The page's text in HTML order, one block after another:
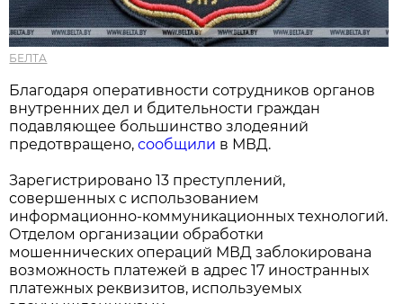
БЕЛТА
Благодаря оперативности сотрудников органов
внутренних дел и бдительности граждан
подавляющее большинство злодеяний
предотвращено,сообщили в МВД.
Зарегистрировано 13 преступлений,
совершенных с использованием
информационно-коммуникационных технологий.
Отделом организации обработки
мошеннических операций МВД заблокирована
возможность платежей в адрес 17 иностранных
платежных реквизитов, используемых